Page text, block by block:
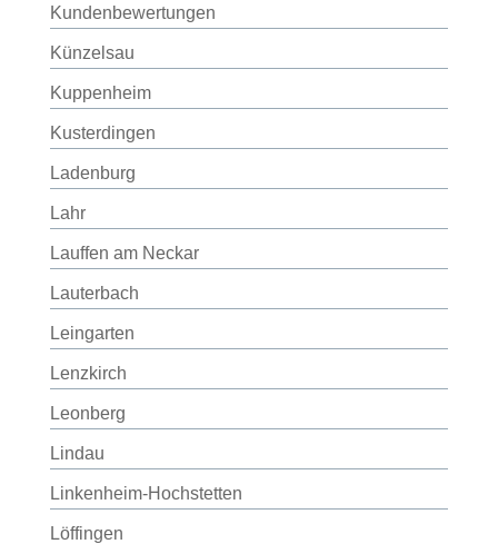
Kundenbewertungen
Künzelsau
Kuppenheim
Kusterdingen
Ladenburg
Lahr
Lauffen am Neckar
Lauterbach
Leingarten
Lenzkirch
Leonberg
Lindau
Linkenheim-Hochstetten
Löffingen